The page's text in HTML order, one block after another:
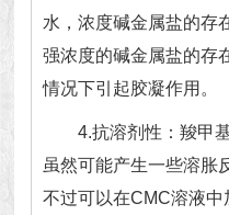
水，浓度碱金属盐的存
强浓度的碱金属盐的存
情况下引起胶凝作用。
4.抗溶剂性：羧甲基
虽然可能产生一些溶胀
不过可以在CMC溶液